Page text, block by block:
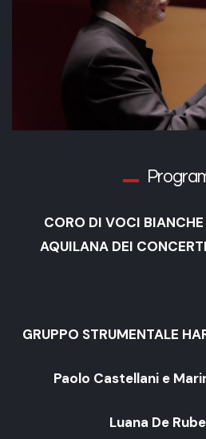
CORO DI VOCI BIANCHE
AQUILANA DEI
GRUPPO STRUMENTALE
Paolo Castellani e
Luana De